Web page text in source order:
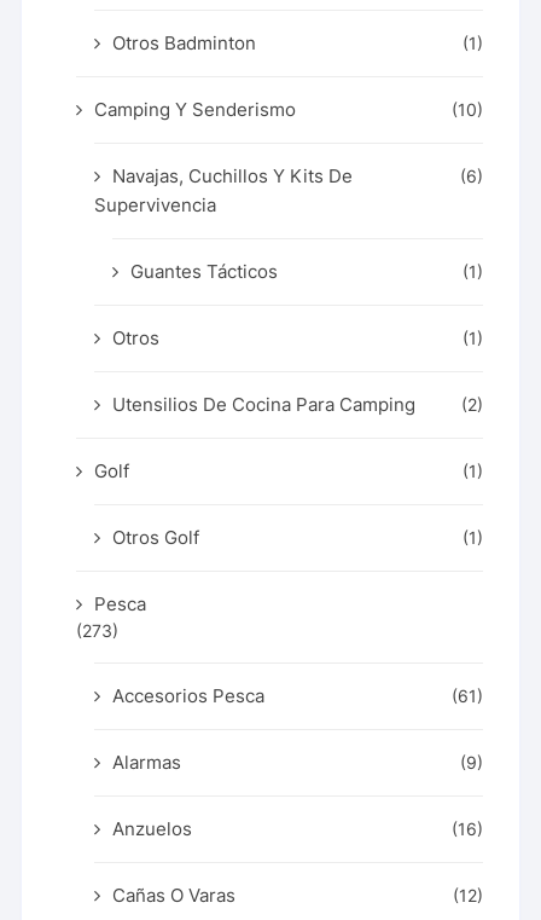
Otros Badminton (1)
Camping Y Senderismo (10)
Navajas, Cuchillos Y Kits De
Supervivencia
(6)
Guantes Tácticos (1)
Otros (1)
Utensilios De Cocina Para Camping (2)
Golf (1)
Otros Golf (1)
Pesca
(273)
Accesorios Pesca (61)
Alarmas (9)
Anzuelos (16)
Cañas O Varas (12)